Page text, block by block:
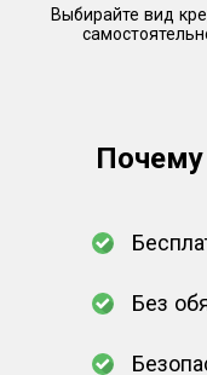
Выбирайте вид
Без